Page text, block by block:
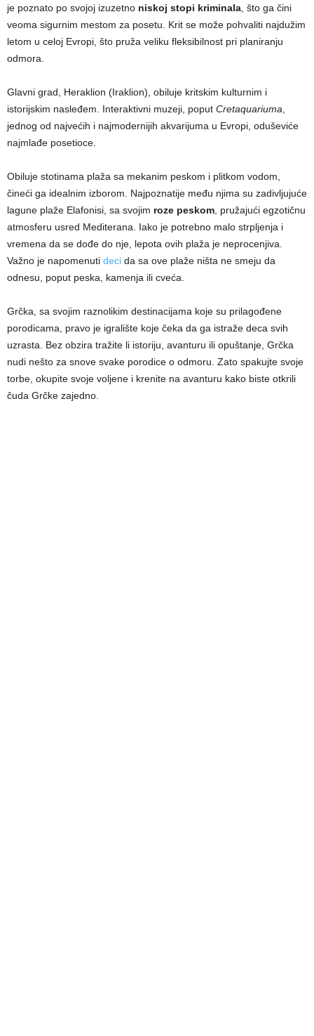
je poznato po svojoj izuzetno niskoj stopi kriminala , što ga čini
veoma sigurnim mestom za posetu. Krit se može pohvaliti najdužim
letom u celoj Evropi, što pruža veliku fleksibilnost pri planiranju
odmora.
Glavni grad, Heraklion (Iraklion), obiluje kritskim kulturnim i
istorijskim nasleđem. Interaktivni muzeji, poput Cretaquariuma
jednog od najvećih i najmodernijih akvarijuma u Evropi, oduševiće
najmlađe posetioce.
Obiluje stotinama plaža sa mekanim peskom i plitkom vodom,
čineći ga idealnim izborom. Najpoznatije među njima su zadivljujuće
lagune plaže Elafonisi, sa svojim roze peskom , pružajući egzotičnu
atmosferu usred Mediterana. Iako je potrebno malo strpljenja i
vremena da se dođe do nje, lepota ovih plaža je neprocenjiva.
Važno je napomenuti deci da sa ove plaže ništa ne smeju da
odnesu, poput peska, kamenja ili cveća.
Grčka, sa svojim raznolikim destinacijama koje su prilagođene
porodicama, pravo je igralište koje čeka da ga istraže deca svih
uzrasta. Bez obzira tražite li istoriju, avanturu ili opuštanje, Grčka
nudi nešto za snove svake porodice o odmoru. Zato spakujte svoje
torbe, okupite svoje voljene i krenite na avanturu kako biste otkrili
čuda Grčke zajedno.